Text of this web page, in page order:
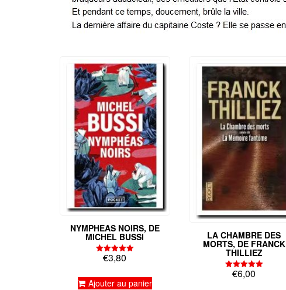
NYMPHEAS NOIRS, DE
MICHEL BUSSI
Note
5.00
€3,80
Ajouter au panier
LA CHAMBRE DES
MORTS, DE FRANCK
THILLIEZ
Note
€6,00